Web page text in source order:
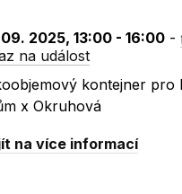
2025, 13:00 - 16:00 -
na událost
kontejner pro
x Okruhová
na více informací